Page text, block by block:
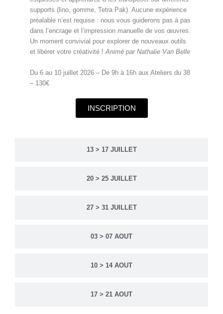
13 > 17 JUILLET
20 > 25 JUILLET
27 > 31 JUILLET
03 > 07 AOUT
10 > 14 AOUT
17 > 21 AOUT
supports (lino, gomme, Tetra Pak). Aucune expérience
préalable n’est requise : nous vous guiderons pas à pas
dans l’encrage et l’impression manuelle de vos œuvres.
Un moment convivial pour explorer de nouveaux outils
et libérer votre créativité !Animé par Nathalie Van Belle
Du 6 au 10 juillet 2026 – De 9h à 16h aux Ateliers du 38
– 130€
INSCRIPTION